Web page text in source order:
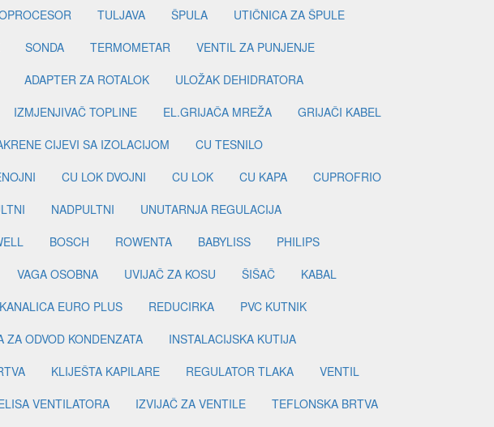
TULJAVA ŠPULA
UTIČNICA ZA ŠPULE
SONDA TERMOMETAR
VENTIL ZA PUNJENJE
ADAPTER ZA ROTALOK
ULOŽAK DEHIDRATORA
IZMJENJIVAČ TOPLINE EL.GRIJAČA MREŽA
GRIJAČI KABEL
CIJEVI SA IZOLACIJOM
CU TESNILO
CU LOK DVOJNI CU LOK CU KAPA
CUPROFRIO
NADPULTNI
UNUTARNJA REGULACIJA
BOSCH ROWENTA BABYLISS
PHILIPS
VAGA OSOBNA UVIJAČ ZA KOSU ŠIŠAČ
KABAL
KANALICA EURO PLUS REDUCIRKA
PVC KUTNIK
ZA ODVOD KONDENZATA
INSTALACIJSKA KUTIJA
KLIJEŠTA KAPILARE REGULATOR TLAKA
VENTIL
VENTILATORA IZVIJAČ ZA VENTILE
TEFLONSKA BRTVA